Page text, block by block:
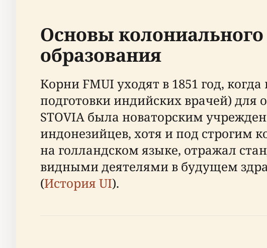
Основы
образования
Корни FMUI уходят в 1851 год,
подготовки индийских врачей)
STOVIA была новаторским
индонезийцев, хотя и под
на голландском языке, отражал
видными деятелями в будущем
(История UI).